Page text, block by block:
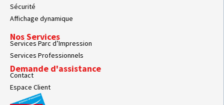
Sécurité
Affichage dynamique
Nos Services
Services Parc d’Impression
Services Professionnels
Demande d'assistance
Contact
Espace Client